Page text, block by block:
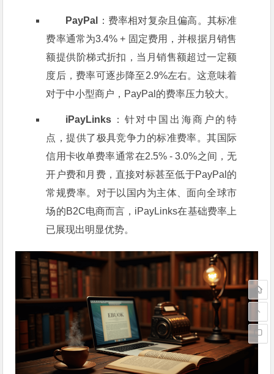
PayPal
：费率相对复杂且偏高。其标准
费率通常为3.4% + 固定费用，并根据月销售
额提供阶梯式折扣，当月销售额超过一定额
度后，费率可逐步降至2.9%左右。这意味着
对于中小型商户，PayPal的费率压力较大。
iPayLinks ：针对中国出海商户的特
点，提供了极具竞争力的标准费率。其国际
信用卡收单费率通常在2.5% - 3.0%之间，无
开户费和月费，直接对标甚至低于PayPal的
常规费率。对于以国内为主体、面向全球市
场的B2C电商而言，iPayLinks在基础费率上
已展现出明显优势。